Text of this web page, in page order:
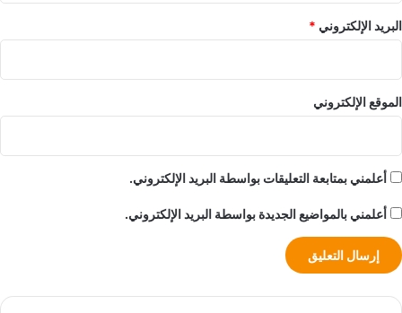
البريد الإلكتروني *
الموقع الإلكتروني
أعلمني بمتابعة التعليقات بواسطة البريد الإلكتروني.
أعلمني بالمواضيع الجديدة بواسطة البريد الإلكتروني.